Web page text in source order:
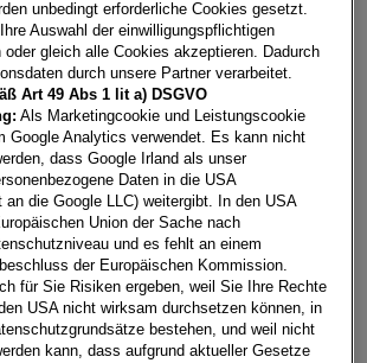
DSG
, Niederösterreich
Leistung
115 PS (85 kW)
Kraftstoffart
Benzin (mild) Hybrid
& Finanzierung
unbedingt erforderliche Cookies gesetzt.
Auswahl der einwilligungspflichtigen
gleich alle Cookies akzeptieren. Dadurch
durch unsere Partner verarbeitet.
Art 49 Abs 1 lit a) DSGVO
Als Marketingcookie und Leistungscookie
Google Analytics verwendet. Es kann nicht
dass Google Irland als unser
Daten in die USA
an die Google LLC) weitergibt. In den USA
Union der Sache nach
und es fehlt an einem
der Europäischen Kommission.
für Sie Risiken ergeben, weil Sie Ihre Rechte
USA nicht wirksam durchsetzen können, in
bestehen, und weil nicht
kann, dass aufgrund aktueller Gesetze